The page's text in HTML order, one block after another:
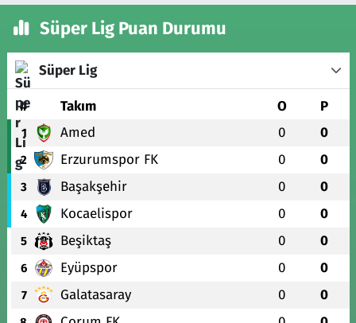
Süper Lig Puan Durumu
Süper Lig
# Takım O P
1 Amed 0 0
2 Erzurumspor FK 0 0
3 Başakşehir 0 0
4 Kocaelispor 0 0
5 Beşiktaş 0 0
6 Eyüpspor 0 0
7 Galatasaray 0 0